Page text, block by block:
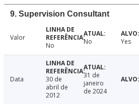
9. Supervision Consultant
Valor
No
No Yes
Data
30 de
abril de
2012
31 de
janeiro
de 2024